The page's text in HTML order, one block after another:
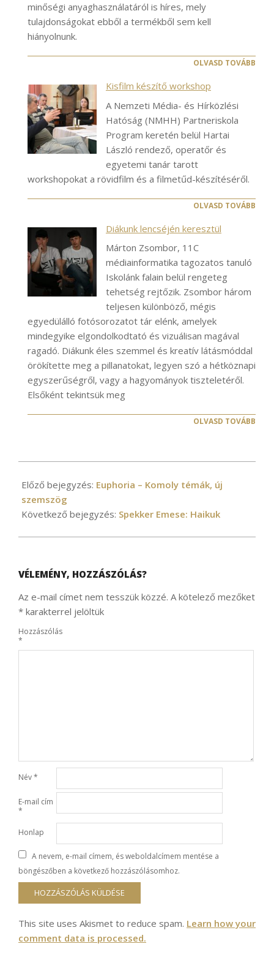
minőségi anyaghasználatáról is híres, mely
tulajdonságokat ebből a termékből sem kell
hiányolnunk.
OLVASD TOVÁBB
Kisfilm készítő workshop
A Nemzeti Média- és Hírközlési
Hatóság (NMHH) Partneriskola
Program keretén belül Hartai
László rendező, operatőr és
egyetemi tanár tarott
workshopokat a rövidfilm és a filmetűd-készítéséről.
OLVASD TOVÁBB
Diákunk lencséjén keresztül
Márton Zsombor, 11C
médiainformatika tagozatos tanuló
Iskolánk falain belül rengeteg
tehetség rejtőzik. Zsombor három
teljesen különböző, mégis
egyedülálló fotósorozatot tár elénk, amelyek
mindegyike elgondolkodtató és vizuálisan magával
ragadó. Diákunk éles szemmel és kreatív látásmóddal
örökítette meg a pillanatokat, legyen szó a hétköznapi
egyszerűségről, vagy a hagyományok tiszteletéről.
Elsőként tekintsük meg
OLVASD TOVÁBB
10-
08
Előző bejegyzés: Euphoria – Komoly témák, új
szemszög
Következő bejegyzés: Spekker Emese: Haikuk
VÉLEMÉNY, HOZZÁSZÓLÁS?
Az e-mail címet nem tesszük közzé. A kötelező mezőket
* karakterrel jelöltük
Hozzászólás
*
Név*
E-mail cím
*
Honlap
A nevem, e-mail címem, és weboldalcímem mentése a
böngészőben a következő hozzászólásomhoz.
This site uses Akismet to reduce spam. Learn how your
comment data is processed.